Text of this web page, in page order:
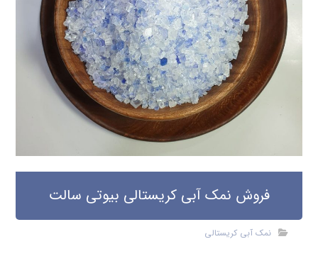
فروش نمک آبی کریستالی بیوتی سالت
نمک آبی کریستالی